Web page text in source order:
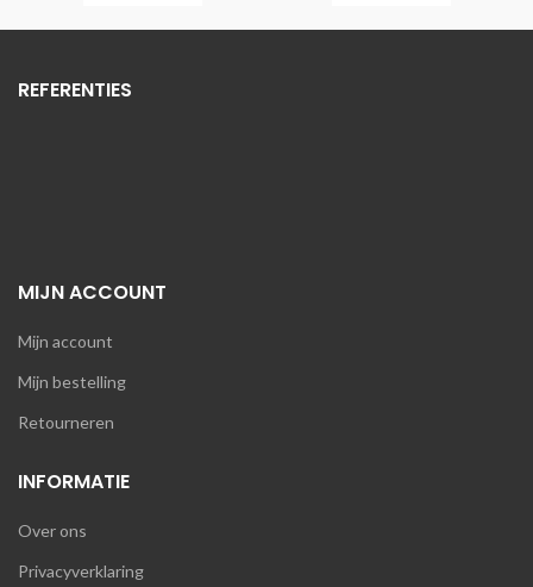
REFERENTIES
MIJN ACCOUNT
Mijn account
Mijn bestelling
Retourneren
INFORMATIE
Over ons
Privacyverklaring